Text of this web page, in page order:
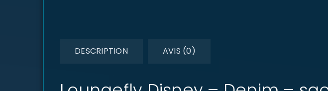
DESCRIPTION AVIS (0)